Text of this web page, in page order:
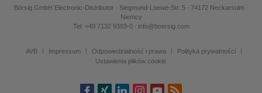
Börsig GmbH Electronic-Distributor ∙ Siegmund-Loewe-Str. 5 ∙ 74172 Neckarsulm ∙
Niemcy
Tel. +49 7132 9393-0 ∙ info@boersig.com
AVB Impressum Odpowiedzialność i prawa
Polityka prywatności
Ustawienia plików cookie